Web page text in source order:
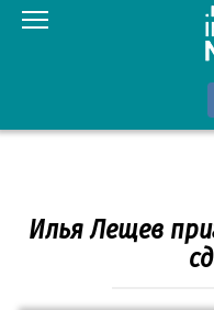
Перейти
Илья Лещев